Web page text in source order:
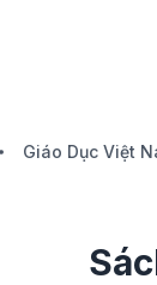
Giáo Dục Việt